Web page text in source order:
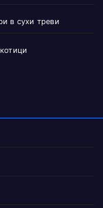
в сухи треви